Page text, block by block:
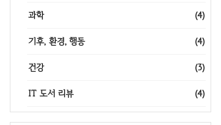
과학 (4)
기후, 환경, 행동 (4)
건강 (3)
IT 도서 리뷰 (4)